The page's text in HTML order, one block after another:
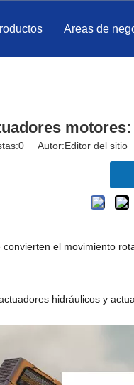
Areas de
0Autor:Editor del sitio
el movimiento
hidráulicos y